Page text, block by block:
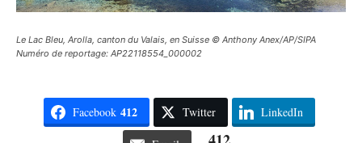
Le Lac Bleu, Arolla, canton du Valais, en Suisse © Anthony Anex/AP/SIPA
Numéro de reportage: AP22118554_000002
Facebook 412 Twitter LinkedIn